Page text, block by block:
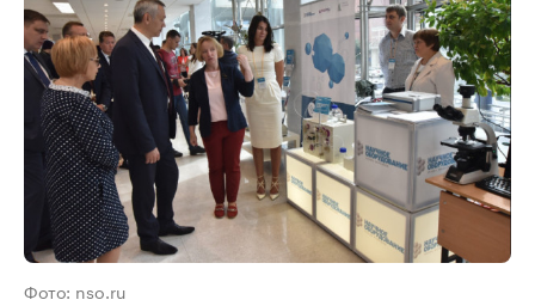
Фото: nso.ru